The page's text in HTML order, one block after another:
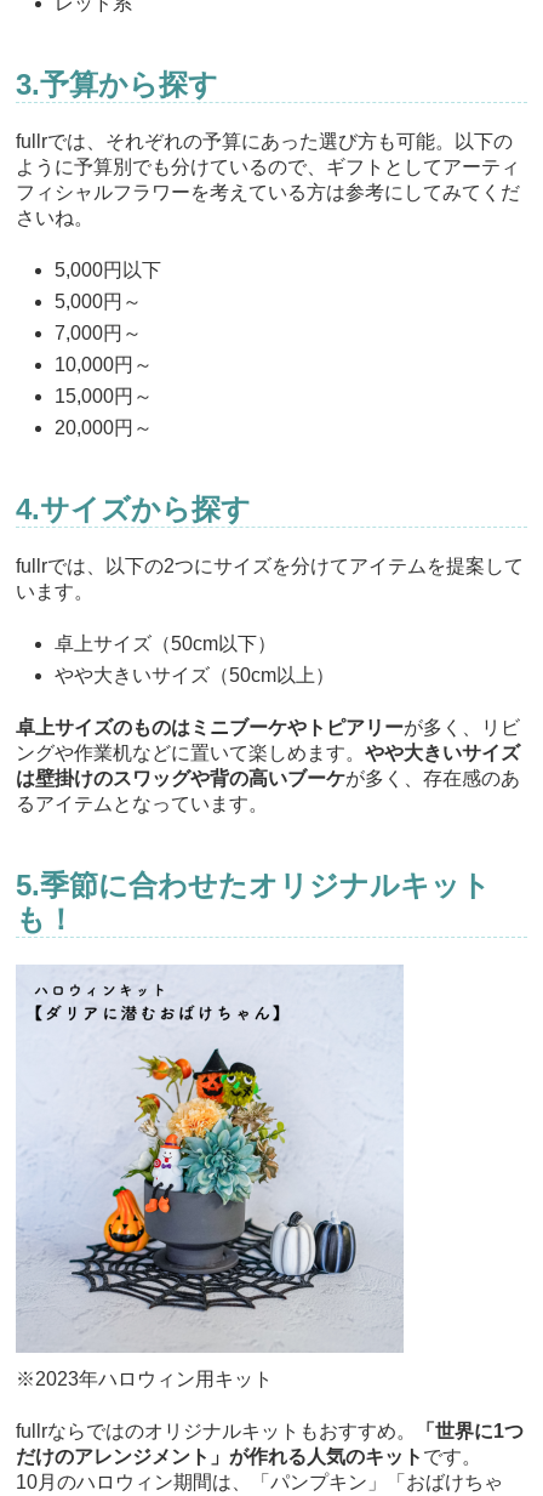
3.予算から探す
fullrでは、それぞれの予算にあった選び方も可能。以下の
ように予算別でも分けているので、ギフトとしてアーティ
フィシャルフラワーを考えている方は参考にしてみてくだ
さいね。
5,000円以下
5,000円～
7,000円～
10,000円～
15,000円～
20,000円～
4.サイズから探す
fullrでは、以下の2つにサイズを分けてアイテムを提案して
います。
卓上サイズ（50cm以下）
やや大きいサイズ（50cm以上）
卓上サイズのものはミニブーケやトピアリーが多く、リビ
ングや作業机などに置いて楽しめます。やや大きいサイズ
は壁掛けのスワッグや背の高いブーケが多く、存在感のあ
るアイテムとなっています。
5.季節に合わせたオリジナルキット
も！
※2023年ハロウィン用キット
fullrならではのオリジナルキットもおすすめ。
「世界に1つ
だけのアレンジメント」が作れる人気のキット です。
10月のハロウィン期間は、「パンプキン」「おばけちゃ